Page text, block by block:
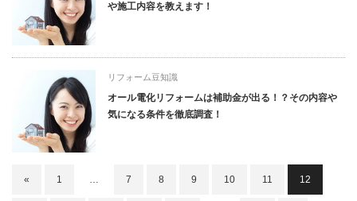
や施工内容を教えます！
リフォーム豆知識
オール電化リフォームは補助金が出る！？その内容や
気になる条件を徹底調査！
« 1 … 7 8 9 10 11 12